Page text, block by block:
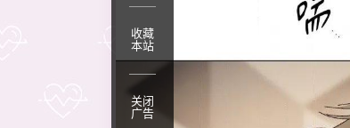
收藏
本站
关闭
广告